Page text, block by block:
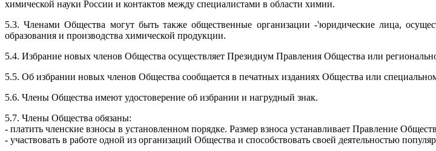
химической науки России и контактов между специалистами в области химии.
5.3. Членами Общества могут быть также общественные организации -'юридические лица,
образования и производства химической продукции.
5.4. Избрание новых членов Общества осуществляет Президиум Правления Общества или
5.5. Об избрании новых членов Общества сообщается в печатных изданиях Общества или
5.6. Члены Общества имеют удостоверение об избрании и нагрудный знак.
5.7. Члены Общества обязаны:
- платить членские взносы в установленном порядке. Размер взноса устанавливает Правление
- участвовать в работе одной из организаций Общества и способствовать своей деятельностью